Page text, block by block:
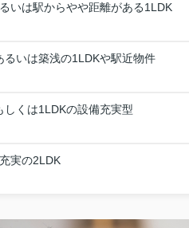
いは駅からやや距離がある1LDK
るいは築浅の1LDKや駅近物件
しくは1LDKの設備充実型
実の2LDK